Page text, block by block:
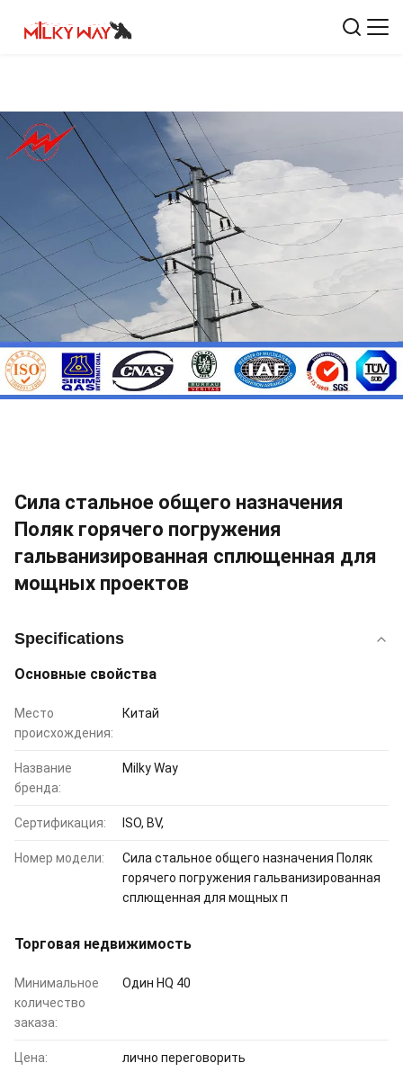
Сила стальное общего назначения
Поляк горячего погружения
гальванизированная сплющенная для
мощных проектов
Specifications
Основные свойства
Место
происхождения:
Китай
Название
бренда:
Milky Way
Сертификация: ISO, BV,
Номер модели:
Сила стальное общего назначения Поляк
горячего погружения гальванизированная
сплющенная для мощных п
Торговая недвижимость
Минимальное
количество
заказа:
Один HQ 40
Цена: лично переговорить